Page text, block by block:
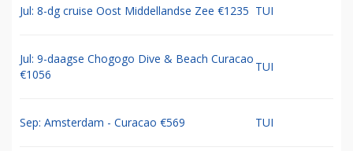
Jul: 8-dg cruise Oost Middellandse Zee €1235 TUI
Jul: 9-daagse Chogogo Dive & Beach Curacao
€1056
TUI
Sep: Amsterdam - Curacao €569 TUI